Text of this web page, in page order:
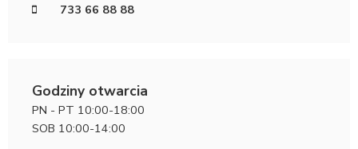
733 66 88 88
Godziny otwarcia
PN - PT 10:00-18:00
SOB 10:00-14:00